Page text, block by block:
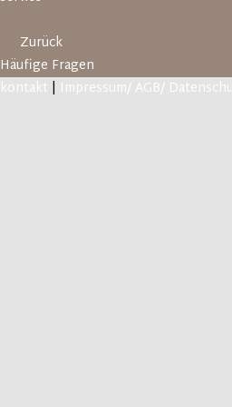
Zurück
Häufige Fragen
kontakt | Impressum/ AGB/